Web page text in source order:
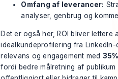
Omfang af leverancer:
analyser, genbrug og
Det er også her, ROI bliver lettere
idealkundeprofilering fra
relevans og engagement med
fordi bedre målretning af